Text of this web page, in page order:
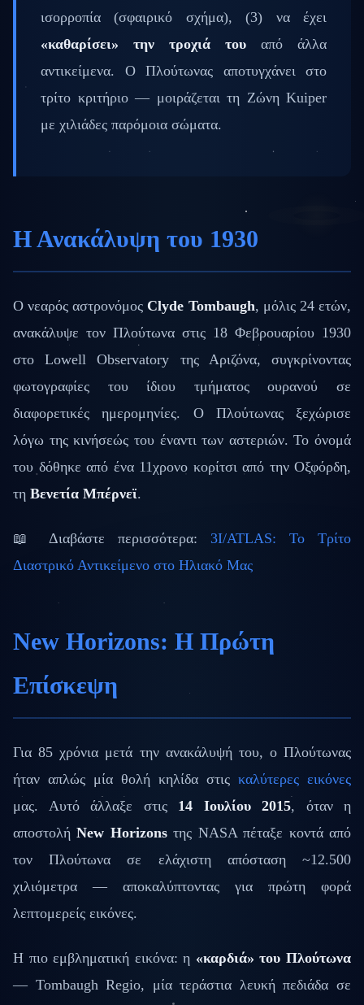
ισορροπία (σφαιρικό σχήμα), (3) να έχει
«καθαρίσει» την τροχιά του από άλλα
αντικείμενα. Ο Πλούτωνας αποτυγχάνει στο
τρίτο κριτήριο — μοιράζεται τη Ζώνη Kuiper
με χιλιάδες παρόμοια σώματα.
Η Ανακάλυψη του 1930
Ο νεαρός αστρονόμος Clyde Tombaugh, μόλις 24 ετών,
ανακάλυψε τον Πλούτωνα στις 18 Φεβρουαρίου 1930
στο Lowell Observatory της Αριζόνα, συγκρίνοντας
φωτογραφίες του ίδιου τμήματος ουρανού σε
διαφορετικές ημερομηνίες. Ο Πλούτωνας ξεχώρισε
λόγω της κινήσεώς του έναντι των αστεριών. Το όνομά
του δόθηκε από ένα 11χρονο κορίτσι από την Οξφόρδη,
τη Βενετία Μπέρνεϊ.
📖 Διαβάστε περισσότερα: 3I/ATLAS: Το Τρίτο
Διαστρικό Αντικείμενο στο Ηλιακό Μας
New Horizons: Η Πρώτη
Επίσκεψη
Για 85 χρόνια μετά την ανακάλυψή του, ο Πλούτωνας
ήταν απλώς μία θολή κηλίδα στις καλύτερες εικόνες
μας. Αυτό άλλαξε στις 14 Ιουλίου 2015, όταν η
αποστολήNew Horizonsτης NASA πέταξε κοντά από
τον Πλούτωνα σε ελάχιστη απόσταση ~12.500
χιλιόμετρα — αποκαλύπτοντας για πρώτη φορά
λεπτομερείς εικόνες.
Η πιο εμβληματική εικόνα: η «καρδιά» του Πλούτωνα
— Tombaugh Regio, μία τεράστια λευκή πεδιάδα σε